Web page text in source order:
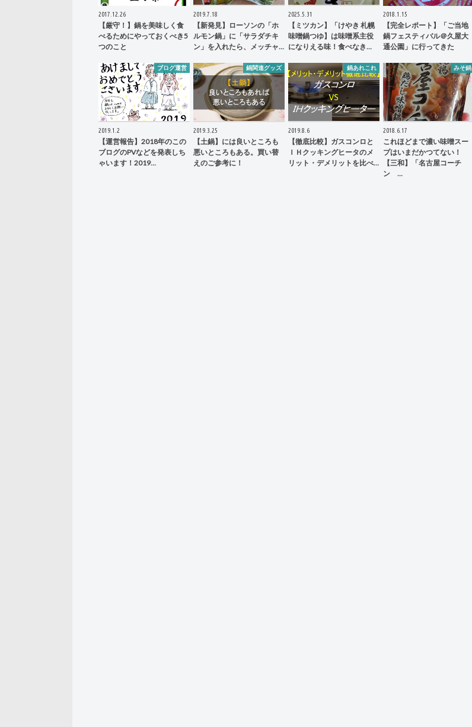
2017.12.26
【厳守！】鍋を美味しく食
べるためにやっておくべき5
つのこと
2019.7.18
【新発見】ローソンの「ホ
ルモン鍋」に「サラダチキ
ン」を入れたら、メッチャ…
2025.5.31
【ミツカン】「けやき 札幌
味噌鍋つゆ】は味噌系主役
になりえる味！食べなき…
2018.1.15
【完全レポート】「ご当地
鍋フェスティバル＠久屋大
通公園」に行ってきた
ブログ運営
2019.1.2
【運営報告】2018年のこの
ブログのPVなどを発表しち
ゃいます！2019…
鍋関連グッズ
2019.3.25
【土鍋】には良いところも
悪いところもある。買い替
えのご参考に！
鍋あれこれ
2019.8.6
【徹底比較】ガスコンロと
ＩＨクッキングヒータのメ
リット・デメリットを比べ…
みそ鍋
2018.6.17
これほどまで濃い味噌スー
プはいまだかつてない！
【三和】「名古屋コーチ
ン …